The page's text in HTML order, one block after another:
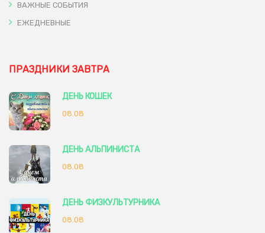
ВАЖНЫЕ СОБЫТИЯ
ЕЖЕДНЕВНЫЕ
ПРАЗДНИКИ ЗАВТРА
ДЕНЬ КОШЕК
08.08
ДЕНЬ АЛЬПИНИСТА
08.08
ДЕНЬ ФИЗКУЛЬТУРНИКА
08.08